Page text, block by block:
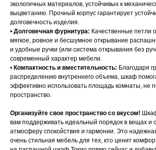
экологичных материалов, устойчивых к
выцветанию. Прочный корпус гарантирует
долговечность изделия.
• Долговечная фурнитура: Качественные петли
мягкое, ровное и бесшумное открывание
и удобные ручки (или система открывания без
современный характер мебели.
• Компактность и вместительность: Благодаря
распределению внутреннего объема, шкаф
эффективно использовать площадь комнаты, не
пространство.
Организуйте свое пространство со вкусом!
вам поддерживать идеальный порядок в вещах и
атмосферу спокойствия и гармонии. Это
очень стильная мебель для тех, кто ценит